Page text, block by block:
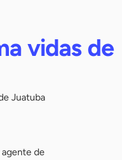
vidas de
Juatuba
de